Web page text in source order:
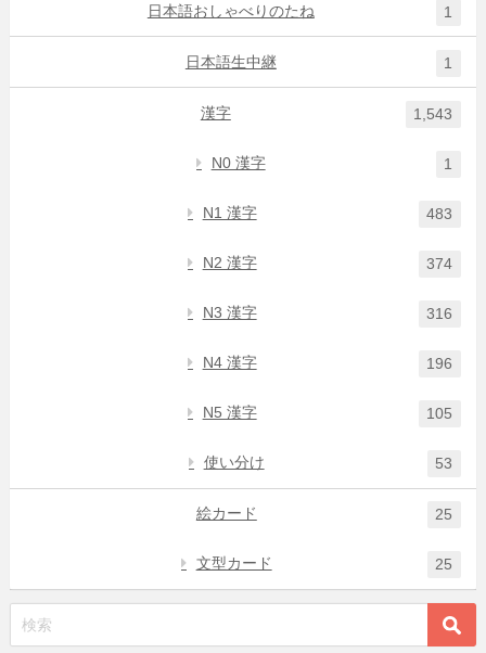
日本語おしゃべりのたね 1
日本語生中継 1
漢字 1,543
N0 漢字 1
N1 漢字 483
N2 漢字 374
N3 漢字 316
N4 漢字 196
N5 漢字 105
使い分け 53
絵カード 25
文型カード 25